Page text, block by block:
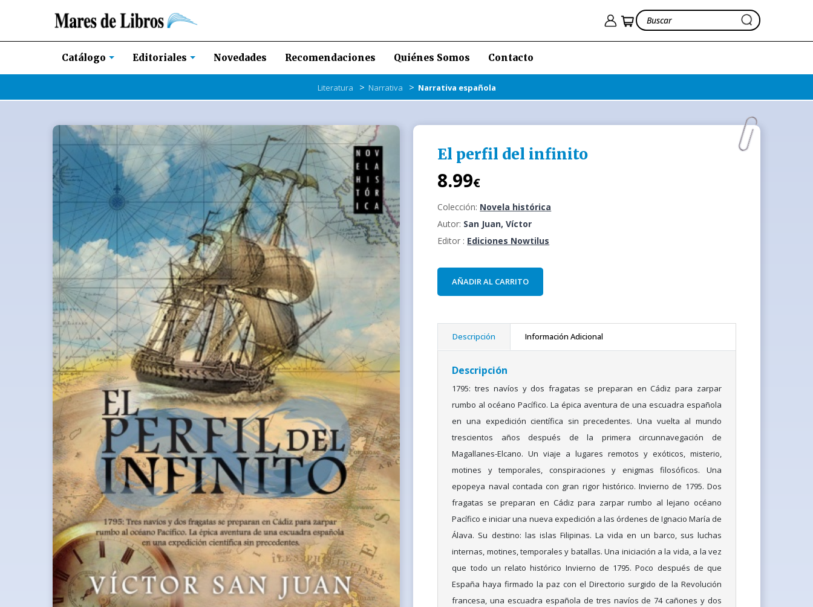
Catálogo Editoriales Novedades Recomendaciones Quiénes Somos Contacto
Literatura > Narrativa > Narrativa española
El perfil del infinito
8.99€
Colección: Novela histórica
Autor: San Juan, Víctor
Editor : Ediciones Nowtilus
AÑADIR AL CARRITO
Descripción Información Adicional
Descripción
1795: tres navíos y dos fragatas se preparan en Cádiz para zarpar
rumbo al océano Pacífico. La épica aventura de una escuadra española
en una expedición científica sin precedentes. Una vuelta al mundo
trescientos años después de la primera circunnavegación de
Magallanes-Elcano. Un viaje a lugares remotos y exóticos, misterio,
motines y temporales, conspiraciones y enigmas filosóficos. Una
epopeya naval contada con gran rigor histórico. Invierno de 1795. Dos
fragatas se preparan en Cádiz para zarpar rumbo al lejano océano
Pacífico e iniciar una nueva expedición a las órdenes de Ignacio María de
Álava. Su destino: las islas Filipinas. La vida en un barco, sus luchas
internas, motines, temporales y batallas. Una iniciación a la vida, a la vez
que todo un relato histórico Invierno de 1795. Poco después de que
España haya firmado la paz con el Directorio surgido de la Revolución
francesa, una escuadra española de tres navíos de 74 cañones y dos